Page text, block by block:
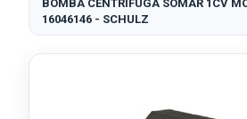
BOMBA CENTRIFUGA SOMAR 1CV
16046146 - SCHULZ